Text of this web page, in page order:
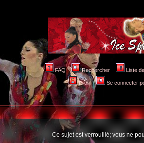
FAQ Rechercher Liste
Profil Se connecter
Ce sujet est verrouillé; vous ne